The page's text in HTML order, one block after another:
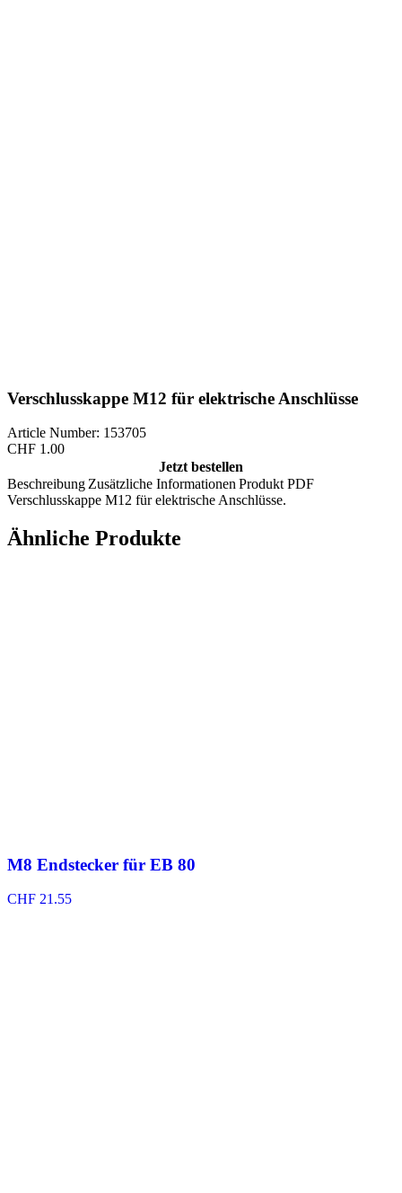
Verschlusskappe M12 für elektrische Anschlüsse
Article Number: 153705
CHF 1.00
Jetzt bestellen
Beschreibung Zusätzliche Informationen Produkt PDF
Verschlusskappe M12 für elektrische Anschlüsse.
Ähnliche Produkte
M8 Endstecker für EB 80
CHF 21.55